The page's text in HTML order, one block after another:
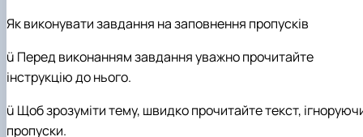
Як виконувати завдання на заповнення пропусків
ü Перед виконанням завдання уважно прочитайте
інструкцію до нього.
ü Щоб зрозуміти тему, швидко прочитайте текст,
пропуски.